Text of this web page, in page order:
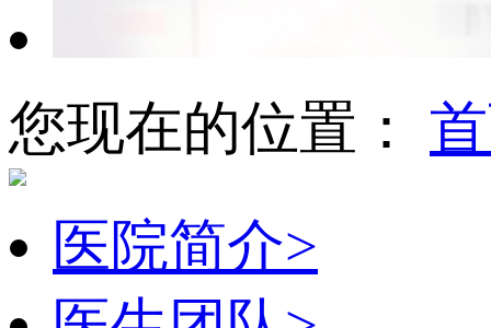
您现在的位置：
医院简介>